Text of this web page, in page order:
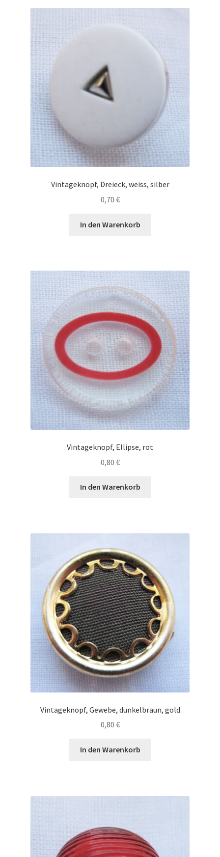
Vintageknopf, Dreieck, weiss, silber
0,70 €
In den Warenkorb
Vintageknopf, Ellipse, rot
0,80 €
In den Warenkorb
Vintageknopf, Gewebe, dunkelbraun, gold
0,80 €
In den Warenkorb